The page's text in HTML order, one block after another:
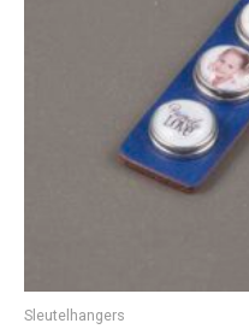
Sleutelhangers